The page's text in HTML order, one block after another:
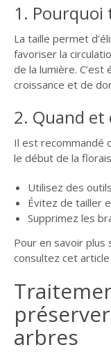
1. Pourquoi
La taille permet
favoriser la
de la lumière. C’est
croissance et de
2. Quand
Il est recommandé
le début de la
Utilisez des
Évitez de tailler
Supprimez les
Pour en savoir
consultez cet article
arbres